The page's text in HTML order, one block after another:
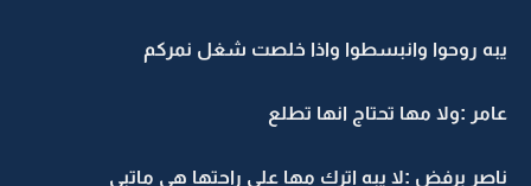
يبه روحوا وانبسطوا واذا خلصت شغل نمركم
عامر :ولا مها تحتاج انها تطلع
ناصر برفض :لا يبه اترك مها على راحتها هي ماتبي